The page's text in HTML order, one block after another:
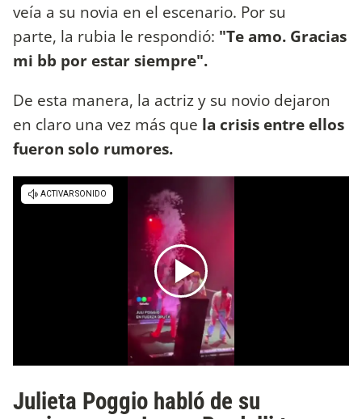
veía a su novia en el escenario. Por su
parte, la rubia le respondió: "Te amo. Gracias
mi bb por estar siempre".
De esta manera, la actriz y su novio dejaron
en claro una vez más que la crisis entre ellos
fueron solo rumores.
Julieta Poggio habló de su